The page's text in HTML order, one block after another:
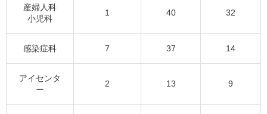
産婦人科
小児科
1 40 32
感染症科 7 37 14
アイセンタ
ー
2 13 9